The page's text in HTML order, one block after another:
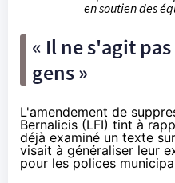
en soutien des
« Il ne s'agit
gens »
L'amendement de
Bernalicis (LFI) tint à
déjà examiné un texte
visait à généraliser leur
pour les polices